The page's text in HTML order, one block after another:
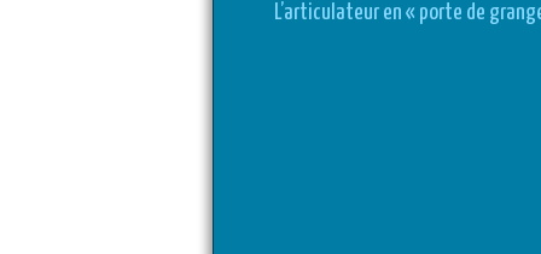
L’articulateur en « porte de